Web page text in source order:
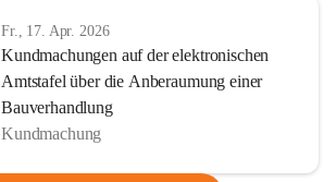
Fr., 17. Apr. 2026
Kundmachungen auf der elektronischen
Amtstafel über die Anberaumung einer
Bauverhandlung
Kundmachung